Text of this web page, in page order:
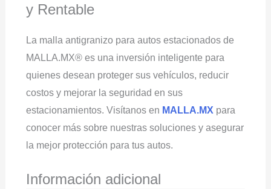
y Rentable
La malla antigranizo para autos estacionados de
MALLA.MX® es una inversión inteligente para
quienes desean proteger sus vehículos, reducir
costos y mejorar la seguridad en sus
estacionamientos. Visítanos en MALLA.MX para
conocer más sobre nuestras soluciones y asegurar
la mejor protección para tus autos.
Información adicional